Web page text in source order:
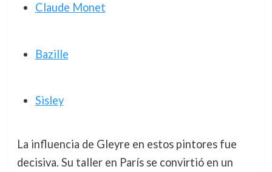
Claude Monet
Bazille
Sisley
La influencia de Gleyre en estos pintores fue
decisiva. Su taller en París se convirtió en un